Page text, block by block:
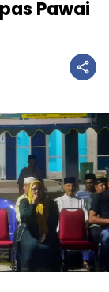
Pawai